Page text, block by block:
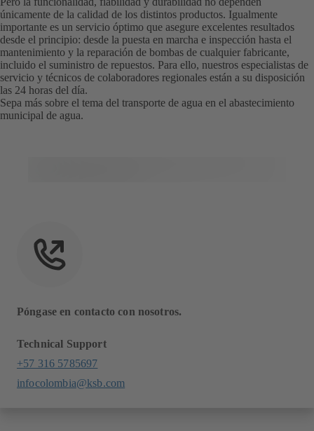
únicamente de la calidad de los distintos productos. Igualmente
importante es un servicio óptimo que asegure excelentes resultados
desde el principio: desde la puesta en marcha e inspección hasta el
mantenimiento y la reparación de bombas de cualquier fabricante,
incluido el suministro de repuestos. Para ello, nuestros especialistas de
servicio y técnicos de colaboradores regionales están a su disposición
las 24 horas del día.
Sepa más sobre el tema del transporte de agua en el abastecimiento
municipal de agua.
Póngase en contacto con nosotros.
Technical Support
+57 316 5785697
infocolombia@ksb.com